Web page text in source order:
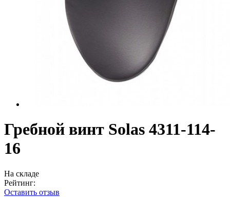
Гребной винт Solas 4311-114-
16
На складе
Рейтинг:
Оставить отзыв